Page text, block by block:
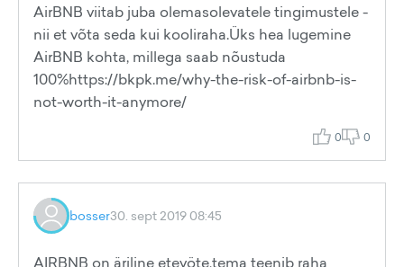
AirBNB viitab juba olemasolevatele tingimustele -
nii et võta seda kui kooliraha.Üks hea lugemine
AirBNB kohta, millega saab nõustuda
100%https://bkpk.me/why-the-risk-of-airbnb-is-
not-worth-it-anymore/
0 0
bosser30. sept 2019 08:45
AIRBNB on äriline etevöte,tema teenib raha